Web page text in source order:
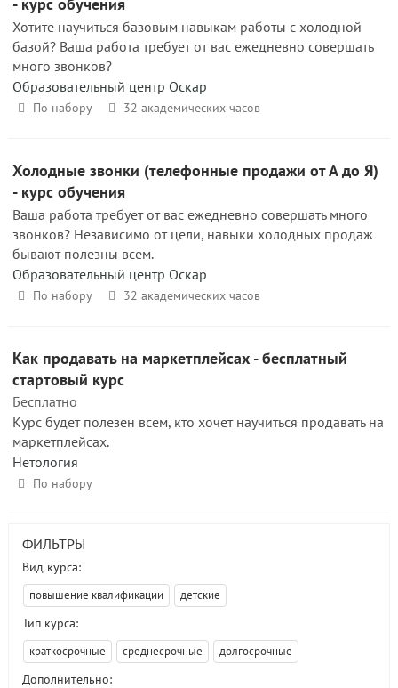
Хотите научиться базовым навыкам работы с холодной
базой? Ваша работа требует от вас ежедневно совершать
много звонков?
Образовательный центр Оскар
По набору 32 академических часов
Холодные звонки (телефонные продажи от А до Я)
- курс обучения
Ваша работа требует от вас ежедневно совершать много
звонков? Независимо от цели, навыки холодных продаж
бывают полезны всем.
Образовательный центр Оскар
По набору 32 академических часов
Как продавать на маркетплейсах - бесплатный
стартовый курс
Бесплатно
Курс будет полезен всем, кто хочет научиться продавать на
маркетплейсах.
Нетология
По набору
ФИЛЬТРЫ
Вид курса:
повышение квалификации детские
Тип курса:
краткосрочные среднесрочные долгосрочные
Дополнительно: